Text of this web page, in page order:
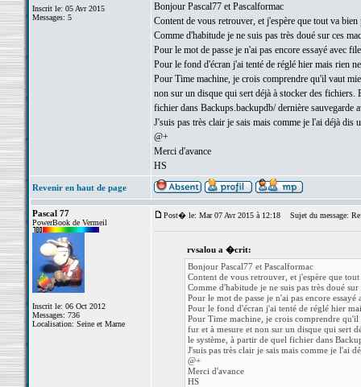
Inscrit le: 05 Avr 2015
Messages: 5
Bonjour Pascal77 et Pascalformac
Content de vous retrouver, et j'espère que tout va
Comme d'habitude je ne suis pas très doué sur ces
Pour le mot de passe je n'ai pas encore essayé avec
Pour le fond d'écran j'ai tenté de réglé hier mais rien
Pour Time machine, je crois comprendre qu'il vaut
non sur un disque qui sert déjà à stocker des fichiers.
fichier dans Backups.backupdb/ dernière sauvegarde
J'suis pas très clair je sais mais comme je l'ai déjà dis
@+
Merci d'avance
HS
Revenir en haut de page
Pascal 77
PowerBook de Vermeil
Inscrit le: 06 Oct 2012
Messages: 736
Localisation: Seine et Marne
Post� le: Mar 07 Avr 2015 à 12:18 Sujet du message:
rvsalou a �crit:
Bonjour Pascal77 et Pascalformac
Content de vous retrouver, et j'espère que
Comme d'habitude je ne suis pas très doué sur
Pour le mot de passe je n'ai pas encore
Pour le fond d'écran j'ai tenté de réglé hier
Pour Time machine, je crois comprendre
fur et à mesure et non sur un disque qui sert
le système, à partir de quel fichier dans
J'suis pas très clair je sais mais comme je l'ai
@+
Merci d'avance
HS